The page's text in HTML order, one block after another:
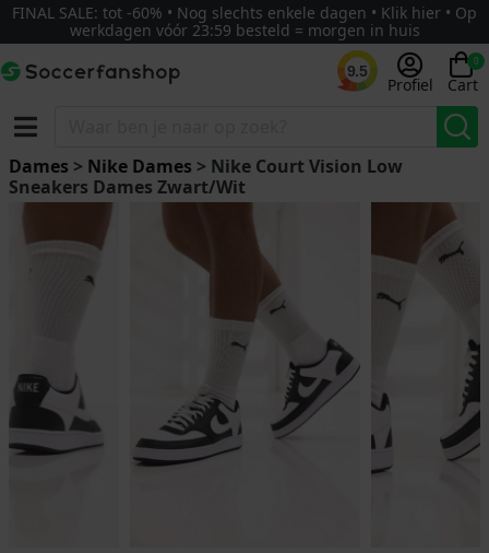
FINAL SALE: tot -60% • Nog slechts enkele dagen • Klik hier • Op
werkdagen vóór 23:59 besteld = morgen in huis
9.5
Profiel
0
Cart
Dames > Nike Dames > Nike Court Vision Low
Sneakers Dames Zwart/Wit